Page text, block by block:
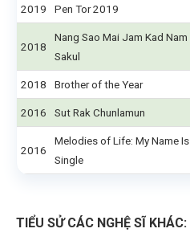
2019 Pen Tor 2019
2018
Nang Sao Mai Jam Kad Nam
Sakul
2018 Brother of the Year
2016 Sut Rak Chunlamun
2016
Melodies of Life: My Name Is
Single
TIỂU SỬ CÁC NGHỆ SĨ KHÁC: